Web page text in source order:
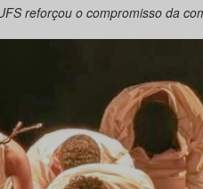
reforçou o compromisso da